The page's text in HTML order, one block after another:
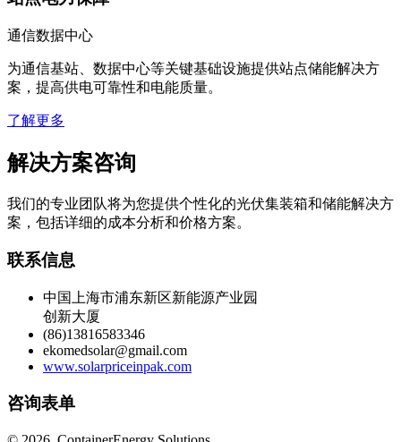
通信数据中心
为通信基站、数据中心等关键基础设施提供站点储能解决方
案，提高供电可靠性和电能质量。
了解更多
解决方案咨询
我们的专业团队将为您提供个性化的光伏集装箱和储能解决方
案，包括详细的成本分析和价格方案。
联系信息
中国上海市浦东新区新能源产业园
创新大厦
(86)13816583346
ekomedsolar@gmail.com
www.solarpriceinpak.com
咨询表单